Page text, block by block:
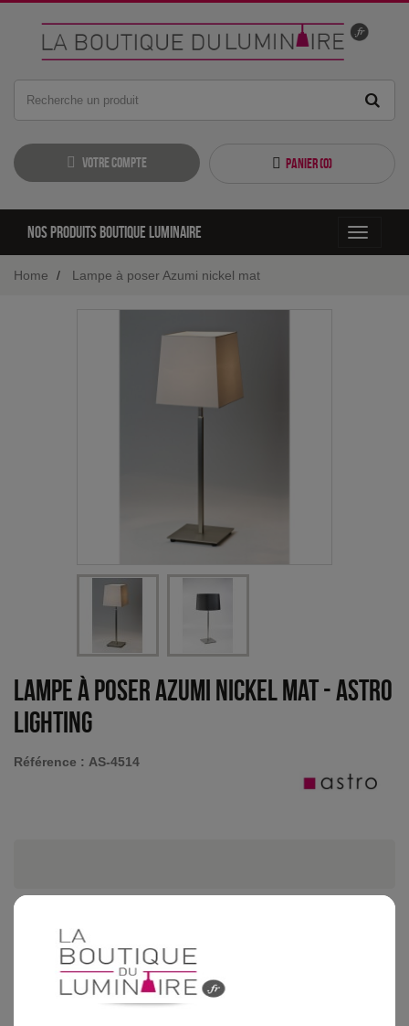
Votre compte Panier (0)
Toggle
Nos produits boutique luminaire
Home Lampe à poser Azumi nickel mat
Lampe à poser Azumi nickel mat-Astro
Lighting
Référence : AS-4514
Informations produit
marque